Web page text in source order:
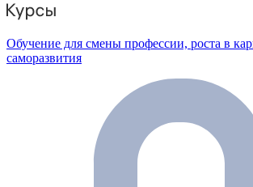
Обучение для смены профессии, роста в
саморазвития